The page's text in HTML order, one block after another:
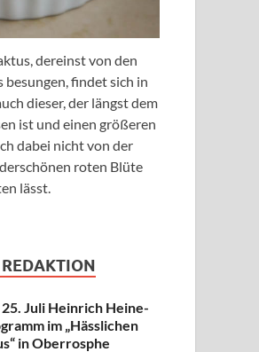
dereinst von den
findet sich in
dieser, der längst dem
ist und einen größeren
dabei nicht von der
roten Blüte
lässt.
Juli Heinrich Heine-
im „Hässlichen
in Oberrosphe